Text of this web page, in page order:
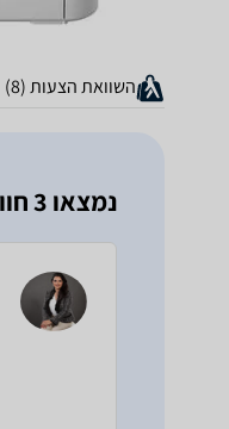
השוואת הצעות (8)
נמצאו 3 חוות דעת על מוצר ‏לייזר ‏משולבת Brother MFC-L3710CW